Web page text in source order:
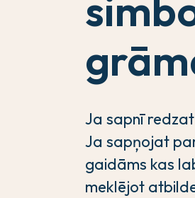
Ja sapnī
Ja sapņojat
gaidāms kas
meklējot